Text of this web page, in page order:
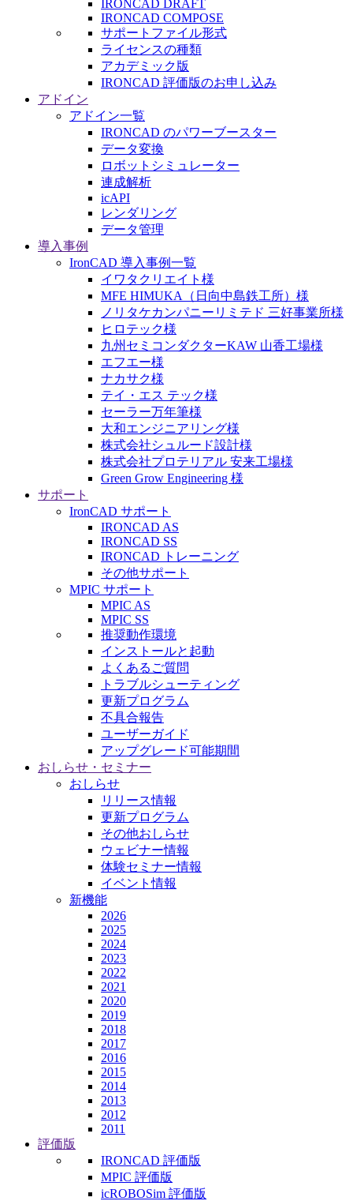
IRONCAD DRAFT
IRONCAD COMPOSE
サポートファイル形式
ライセンスの種類
アカデミック版
IRONCAD 評価版のお申し込み
アドイン
アドイン一覧
IRONCAD のパワーブースター
データ変換
ロボットシミュレーター
連成解析
icAPI
レンダリング
データ管理
導入事例
IronCAD 導入事例一覧
イワタクリエイト様
MFE HIMUKA（日向中島鉄工所）様
ノリタケカンパニーリミテド 三好事業所様
ヒロテック様
九州セミコンダクターKAW 山香工場様
エフエー様
ナカサク様
テイ・エス テック様
セーラー万年筆様
大和エンジニアリング様
株式会社シュルード設計様
株式会社プロテリアル 安来工場様
Green Grow Engineering 様
サポート
IronCAD サポート
IRONCAD AS
IRONCAD SS
IRONCAD トレーニング
その他サポート
MPIC サポート
MPIC AS
MPIC SS
推奨動作環境
インストールと起動
よくあるご質問
トラブルシューティング
更新プログラム
不具合報告
ユーザーガイド
アップグレード可能期間
おしらせ・セミナー
おしらせ
リリース情報
更新プログラム
その他おしらせ
ウェビナー情報
体験セミナー情報
イベント情報
新機能
2026
2025
2024
2023
2022
2021
2020
2019
2018
2017
2016
2015
2014
2013
2012
2011
評価版
IRONCAD 評価版
MPIC 評価版
icROBOSim 評価版